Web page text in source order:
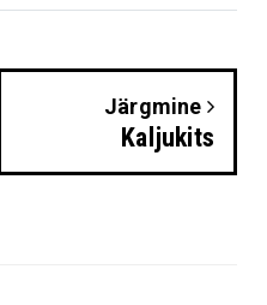
Järgmine
Kaljukits